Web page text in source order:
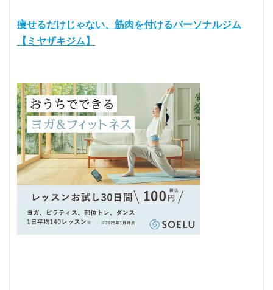
痩せるだけじゃない、筋肉を付けるパーソナルジム
【ミヤザキジム】